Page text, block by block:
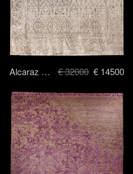
Alcaraz with Venice Border - 250 x 300 cm € 32000 € 14500